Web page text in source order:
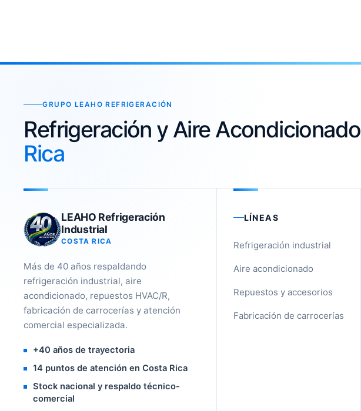
GRUPO LEAHO REFRIGERACIÓN
Refrigeración y Aire Acondicionado
Rica
LEAHO Refrigeración
Industrial
COSTA RICA
Más de 40 años respaldando
refrigeración industrial, aire
acondicionado, repuestos HVAC/R,
fabricación de carrocerías y atención
comercial especializada.
+40 años de trayectoria
14 puntos de atención en Costa Rica
Stock nacional y respaldo técnico-
comercial
LÍNEAS
Refrigeración industrial
Aire acondicionado
Repuestos y accesorios
Fabricación de carrocerías